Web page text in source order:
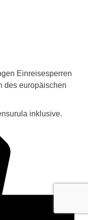
Einreisesperren
des europäischen
inklusive.